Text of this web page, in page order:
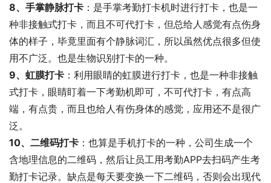
8、手掌静脉打卡 ：是手掌考勤打卡机时进行打卡，也是一
种非接触式打卡，而且不可代打卡，但总给人感觉有点伤身
体的样子，毕竟里面有个静脉词汇，所以虽然优点很多但使
用不广泛。也是生物识别打卡的一种。
9、虹膜打卡 ：利用眼睛的虹膜进行打卡，也是一种非接触
式打卡，眼睛盯着一下考勤机即可，不可代打卡，有点高
端，有点贵，而且也给人有伤身体的感觉，应用还不是很广
泛。
10、二维码打卡 ：也算是手机打卡的一种，公司生成一个
含地理信息的二维码，然后让员工用考勤APP去扫码产生考
勤打卡记录。缺点是每天要变换一下二维码，否则会出现代